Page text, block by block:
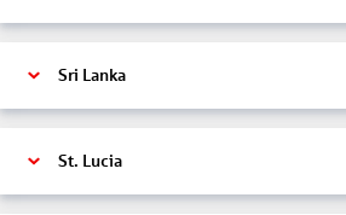
Sri Lanka
St. Lucia